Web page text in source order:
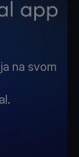
na svom